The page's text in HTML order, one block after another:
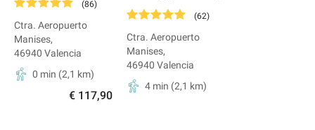
(86)
Ctra. Aeropuerto
Manises,
46940 Valencia
0 min (2,1 km)
€ 117,90
(62)
Ctra. Aeropuerto
Manises,
46940 Valencia
4 min (2,1 km)